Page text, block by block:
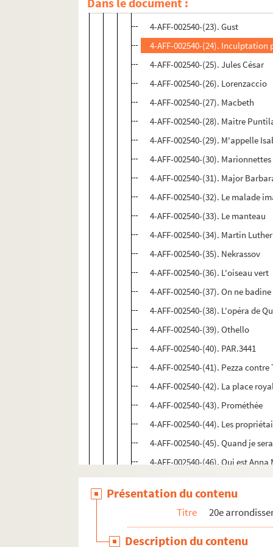
4-AFF-002540-(57). Giovanna
4-AFF-002540-(23). Gust
4-AFF-002540-(24).
4-AFF-002540-(25). Jules César
4-AFF-002540-(26). Lorenzaccio
4-AFF-002540-(27). Macbeth
4-AFF-002540-(28). Maitre
4-AFF-002540-(29). M'appelle
4-AFF-002540-(30).
4-AFF-002540-(31). Major
4-AFF-002540-(32). Le malade
4-AFF-002540-(33). Le manteau
4-AFF-002540-(34). Martin
4-AFF-002540-(35). Nekrassov
4-AFF-002540-(36). L'oiseau vert
4-AFF-002540-(37). On ne
4-AFF-002540-(38). L'opéra de
4-AFF-002540-(39). Othello
4-AFF-002540-(40). PAR.3441
4-AFF-002540-(41). Pezza
4-AFF-002540-(42). La place
4-AFF-002540-(43). Prométhée
4-AFF-002540-(44). Les
4-AFF-002540-(45). Quand je
4-AFF-002540-(46). Qui est Anna
4-AFF-002540-(48). Sainte
4-AFF-002540-(49). Les
4-AFF-002540-(58). Les sincères
Présentation du contenu
Titre 20e
Description du contenu